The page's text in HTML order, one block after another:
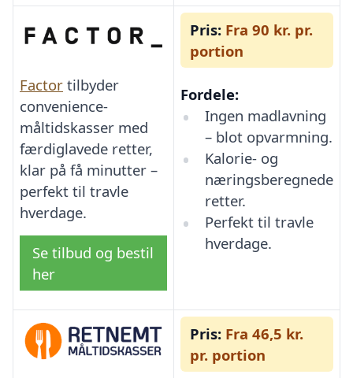
Factor tilbyder
convenience-
måltidskasser med
færdiglavede retter,
klar på få minutter –
perfekt til travle
hverdage.
Se tilbud og bestil
her
Pris: Fra 90 kr. pr.
portion
Fordele:
Ingen madlavning
– blot opvarmning.
Kalorie- og
næringsberegnede
retter.
Perfekt til travle
hverdage.
Pris: Fra 46,5 kr.
pr. portion